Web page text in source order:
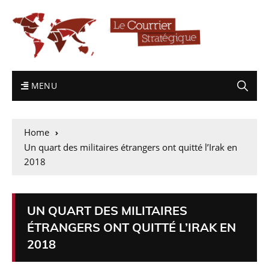
MENU
Home
Un quart des militaires étrangers ont quitté l’Irak en
2018
UN QUART DES MILITAIRES
ÉTRANGERS ONT QUITTÉ L’IRAK EN
2018